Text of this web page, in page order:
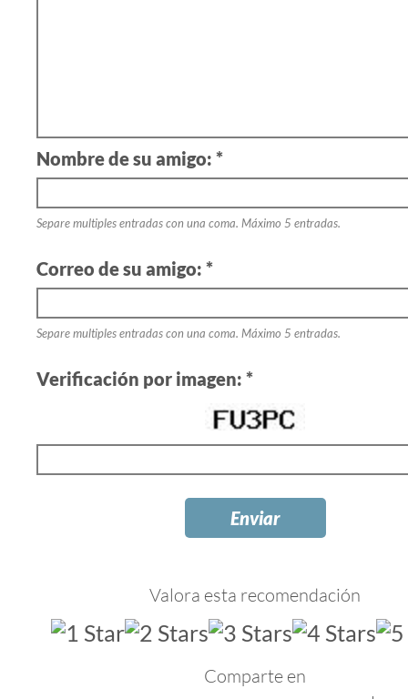
Nombre de su amigo: *
Separe multiples entradas con una coma. Máximo 5 entradas.
Correo de su amigo: *
Separe multiples entradas con una coma. Máximo 5 entradas.
Verificación por imagen: *
Valora esta recomendación
Comparte en